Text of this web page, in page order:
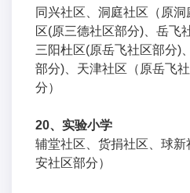
同兴社区、洞庭社区（原
区(原三德社区部分)、岳飞
三阳杜区(原岳飞社区部分)
部分)、天津社区（原岳飞
分）
20、实验小学
辅堂社区、货捐社区、球
安社区部分）